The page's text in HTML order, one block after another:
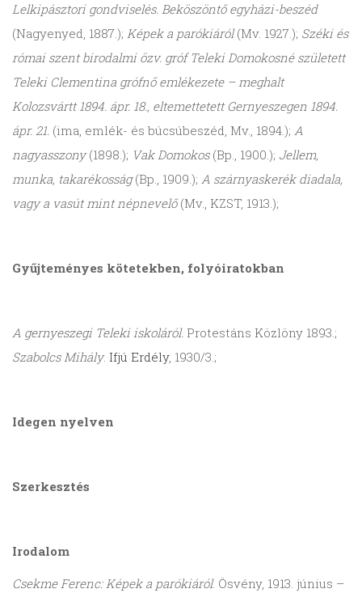
Lelkipásztori gondviselés. Beköszöntő egyházi-beszéd
(Nagyenyed, 1887.); Képek a parókiáról(Mv. 1927.); Széki és
római szent birodalmi özv. gróf Teleki Domokosné született
Teleki Clementina grófnő emlékezete – meghalt
Kolozsvártt 1894. ápr. 18., eltemettetett Gernyeszegen 1894.
ápr. 21. (ima, emlék- és búcsúbeszéd, Mv., 1894.); A
nagyasszony(1898.); Vak Domokos(Bp., 1900.); Jellem,
munka, takarékosság(Bp., 1909.); A szárnyaskerék diadala,
vagy a vasút mint népnevelő(Mv., KZST, 1913.);
Gyűjteményes kötetekben, folyóiratokban
A gernyeszegi Teleki iskoláról. Protestáns Közlöny 1893.;
Szabolcs Mihály. Ifjú Erdély, 1930/3.;
Idegen nyelven
Szerkesztés
Irodalom
Csekme Ferenc: Képek a parókiáról. Ösvény, 1913. június –